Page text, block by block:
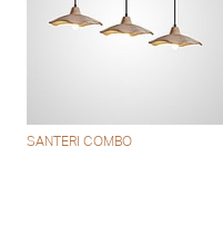
SANTERI COMBO